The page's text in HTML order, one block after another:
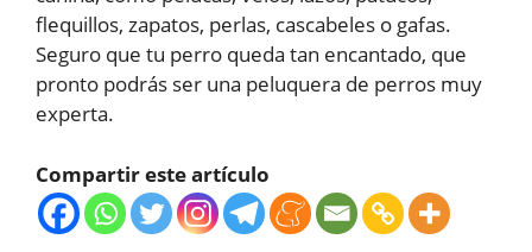
flequillos, zapatos, perlas, cascabeles o gafas.
Seguro que tu perro queda tan encantado, que
pronto podrás ser una peluquera de perros muy
experta.
Compartir este artículo